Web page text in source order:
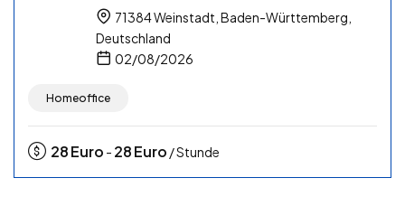
71384 Weinstadt, Baden-Württemberg,
Deutschland
02/08/2026
Homeoffice
28Euro - 28Euro / Stunde